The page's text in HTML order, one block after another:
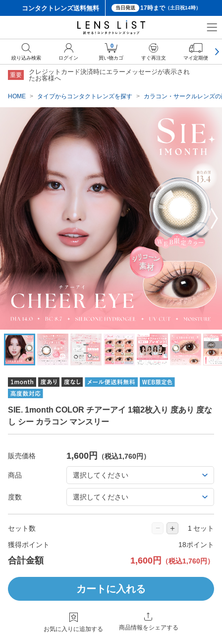
コンタクトレンズ送料無料 当日発送 17時まで（土日祝14時）
重要
クレジットカード決済時にエラーメッセージが表示され
たお客様へ
HOME タイプからコンタクトレンズを探す カラコン・サークルレンズ
SIE. 1month COLOR チアーアイ 1箱2枚入り 度あり 度な
し シー カラコン マンスリー
販売価格 1,600円 （税込1,760円）
商品
度数
セット数 − ＋ セット
獲得ポイント 18ポイント
合計金額 1,600円 （税込1,760円）
カートに入れる
お気に入りに追加する 商品情報をシェアする
絞り込み検索 ログイン
0
買い物カゴ すぐ再注文 マイ定期便
クーポン詳細